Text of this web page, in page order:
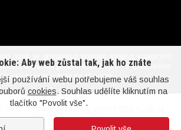
Aby web zůstal tak, jak ho znáte
používání webu potřebujeme váš souhlas
cookies. Souhlas udělíte kliknutím na
tlačítko "Povolit vše".
tržeb je prodávající povinen vystavit kupujícímu
zaevidovat přijatou tržbu u správce daně online;
pak nejpozději do 48 hodin.
Všechna práva vyhrazena. Vytvořil